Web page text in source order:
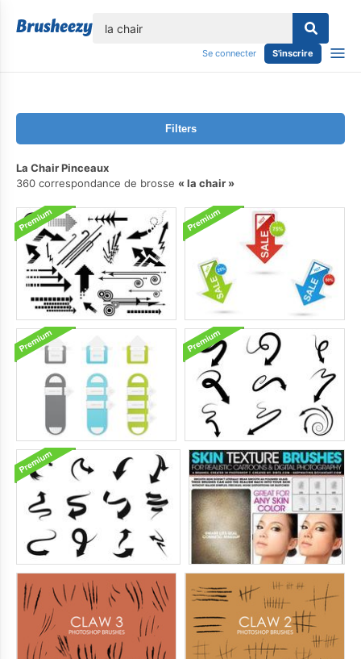
Se connecter S'inscrire
Filters
La Chair Pinceaux
360 correspondance de brosse
la chair